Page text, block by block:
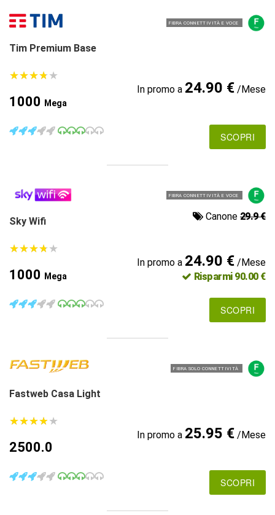
FIBRA CONNETTIVITÀ E VOCE
Tim Premium Base
★★★★★
★★★★★
1000 Mega
In promo a 24.90 €/Mese
SCOPRI
FIBRA CONNETTIVITÀ E VOCE
Sky Wifi Canone 29.9 €
★★★★★
★★★★★
1000 Mega
In promo a 24.90 €/Mese
Risparmi 90.00 €
SCOPRI
FIBRA SOLO CONNETTIVITÀ
Fastweb Casa Light
★★★★★
★★★★★
2500.0
In promo a 25.95 €/Mese
SCOPRI